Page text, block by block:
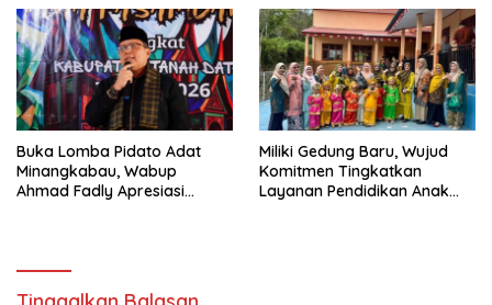
Fakta Integritas Berdasarkan
Visi dan Misi
Buka Lomba Pidato Adat
Minangkabau, Wabup
Ahmad Fadly Apresiasi
Miliki Gedung Baru, Wujud
Komitmen Tingkatkan
Layanan Pendidikan Anak